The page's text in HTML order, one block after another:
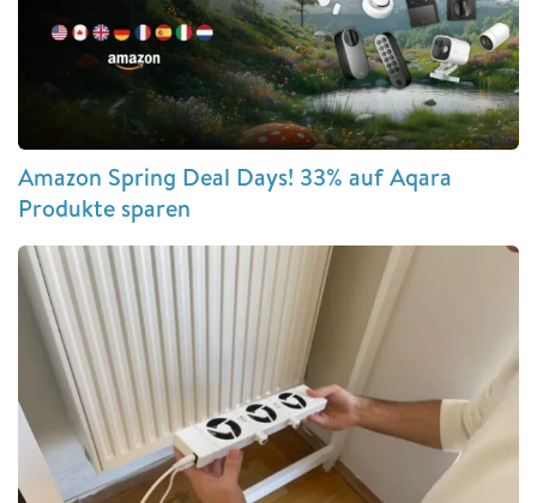
Amazon Spring Deal Days! 33% auf Aqara
Produkte sparen